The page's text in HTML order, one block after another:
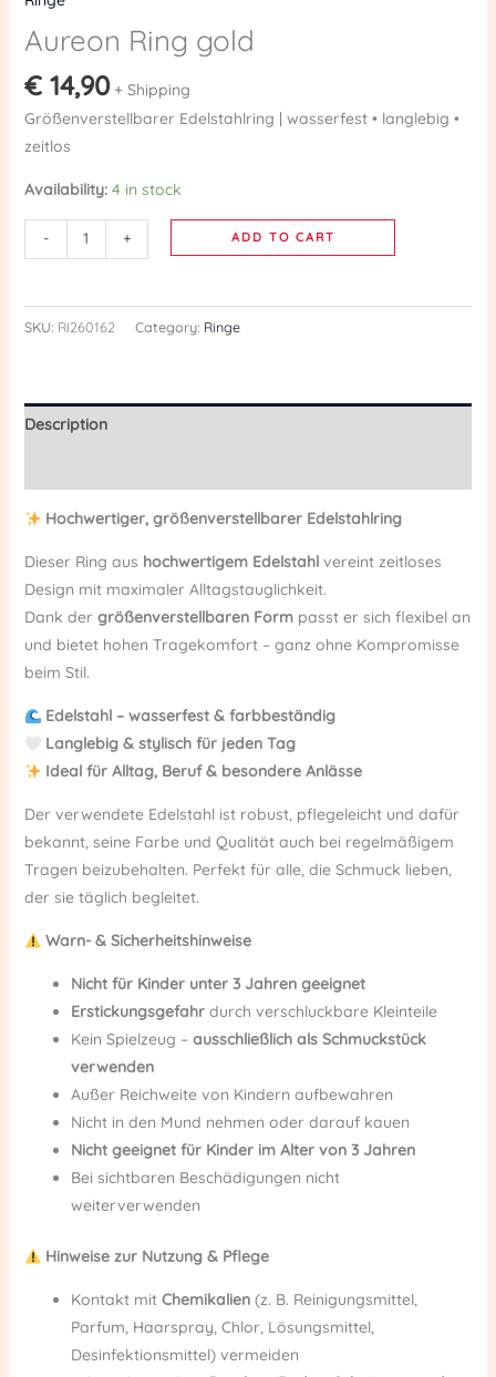
Aureon Ring gold
€14,90 + Shipping
Größenverstellbarer Edelstahlring | wasserfest • langlebig •
zeitlos
Availability: 4 in stock
- + ADD TO CART
SKU: RI260162 Category: Ringe
Description
Hochwertiger, größenverstellbarer Edelstahlring
Dieser Ring aus hochwertigem Edelstahlvereint zeitloses
Design mit maximaler Alltagstauglichkeit.
Dank der größenverstellbaren Formpasst er sich flexibel an
und bietet hohen Tragekomfort – ganz ohne Kompromisse
beim Stil.
Edelstahl – wasserfest & farbbeständig
Langlebig & stylisch für jeden Tag
Ideal für Alltag, Beruf & besondere Anlässe
Der verwendete Edelstahl ist robust, pflegeleicht und dafür
bekannt, seine Farbe und Qualität auch bei regelmäßigem
Tragen beizubehalten. Perfekt für alle, die Schmuck lieben,
der sie täglich begleitet.
Warn- & Sicherheitshinweise
Nicht für Kinder unter 3 Jahren geeignet
Erstickungsgefahrdurch verschluckbare Kleinteile
Kein Spielzeug – ausschließlich als Schmuckstück
verwenden
Außer Reichweite von Kindern aufbewahren
Nicht in den Mund nehmen oder darauf kauen
Nicht geeignet für Kinder im Alter von 3 Jahren
Bei sichtbaren Beschädigungen nicht
weiterverwenden
Hinweise zur Nutzung & Pflege
Kontakt mit Chemikalien(z. B. Reinigungsmittel,
Parfum, Haarspray, Chlor, Lösungsmittel,
Desinfektionsmittel) vermeiden